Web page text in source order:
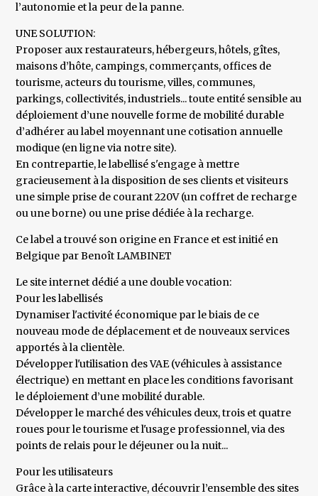
l’autonomie et la peur de la panne.
UNE SOLUTION:
Proposer aux restaurateurs, hébergeurs, hôtels, gîtes,
maisons d’hôte, campings, commerçants, offices de
tourisme, acteurs du tourisme, villes, communes,
parkings, collectivités, industriels... toute entité sensible au
déploiement d’une nouvelle forme de mobilité durable
d’adhérer au label moyennant une cotisation annuelle
modique (en ligne via notre site).
En contrepartie, le labellisé s'engage à mettre
gracieusement à la disposition de ses clients et visiteurs
une simple prise de courant 220V (un coffret de recharge
ou une borne) ou une prise dédiée à la recharge.
Ce label a trouvé son origine en France et est initié en
Belgique par Benoît LAMBINET
Le site internet dédié a une double vocation:
Pour les labellisés
Dynamiser l'activité économique par le biais de ce
nouveau mode de déplacement et de nouveaux services
apportés à la clientèle.
Développer l'utilisation des VAE (véhicules à assistance
électrique) en mettant en place les conditions favorisant
le déploiement d’une mobilité durable.
Développer le marché des véhicules deux, trois et quatre
roues pour le tourisme et l'usage professionnel, via des
points de relais pour le déjeuner ou la nuit...
Pour les utilisateurs
Grâce à la carte interactive, découvrir l’ensemble des sites